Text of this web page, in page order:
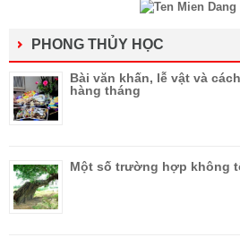
PHONG THỦY HỌC
Bài văn khấn, lễ vật và
hàng tháng
Một số trường hợp không